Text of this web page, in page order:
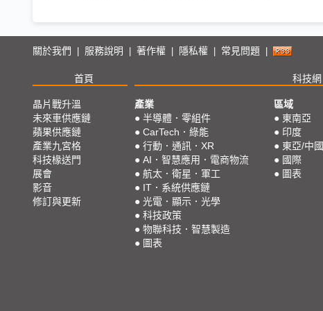
關於我們 服務說明 著作權 隱私權 常見問題
首頁 科技網
晶片戰升溫
未來車供應鏈
蘋果供應鏈
產業九宮格
科技椽送門
展會
影音
修訂與更新
產業
● 半導體．零組件
● CarTech．綠能
● 行動．通訊．XR
● AI．智慧應用．電商物流
● 航太．衛星．軍工
● IT．系統供應鏈
● 光電．顯示．光學
● 科技政策
● 物聯科技．智慧製造
● 圖表
區域
● 東南亞
● 印度
● 東亞/中國
● 國際
● 圖表